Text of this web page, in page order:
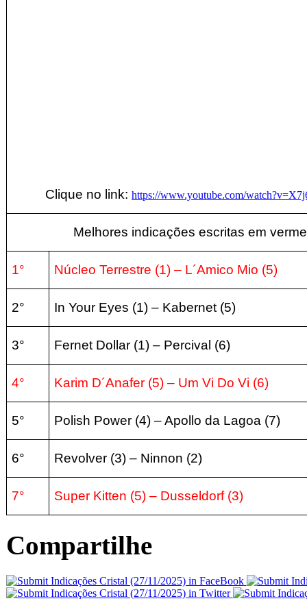
Clique no link: https://www.youtube.com/
Melhores indicações escritas em
1° Núcleo Terrestre (1) – L´Amico Mio (5)
2° In Your Eyes (1) – Kabernet (5)
3° Fernet Dollar (1) – Percival (6)
4° Karim D´Anafer (5) – Um Vi Do Vi (6)
5° Polish Power (4) – Apollo da Lagoa (7)
6° Revolver (3) – Ninnon (2)
7° Super Kitten (5) – Dusseldorf (3)
Compartilhe